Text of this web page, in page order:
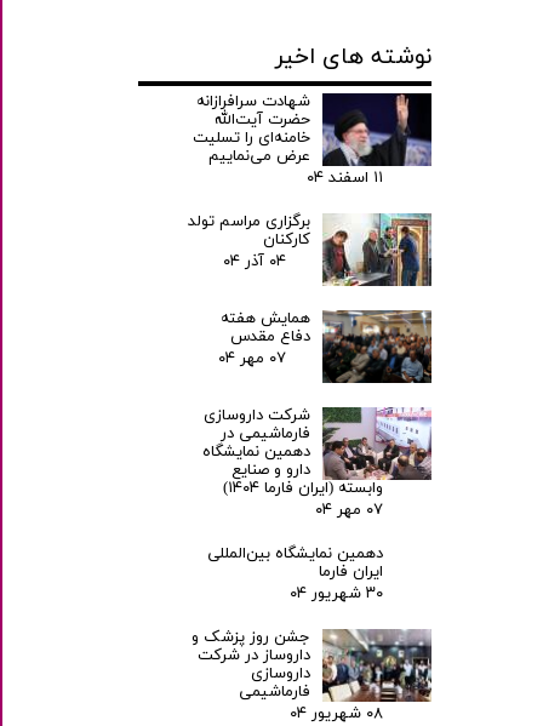
نوشته های اخیر
شهادت سرافرازانه
حضرت آیت‌الله
خامنه‌ای را تسلیت
عرض می‌نماییم
۱۱ اسفند ۰۴
برگزاری مراسم تولد
کارکنان
۰۴ آذر ۰۴
همایش هفته
دفاع مقدس
۰۷ مهر ۰۴
شرکت داروسازی
فارماشیمی در
دهمین نمایشگاه
دارو و صنایع
وابسته (ایران فارما ۱۴۰۴)
۰۷ مهر ۰۴
دهمین نمایشگاه بین‌المللی
ایران فارما
۳۰ شهریور ۰۴
جشن روز پزشک و
داروساز در شرکت
داروسازی
فارماشیمی
۰۸ شهریور ۰۴